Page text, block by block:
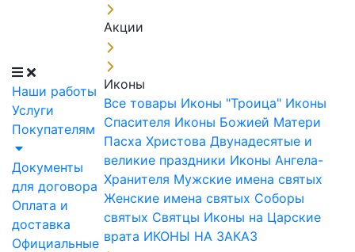
Наши работы
Услуги
Покупателям
Документы
для договора
Оплата и
доставка
Официальные
Акции
Иконы
Все товары Иконы "Троица" Иконы
Спасителя Иконы Божией Матери
Пасха Христова Двунадесятые и
великие праздники Иконы Ангела-
Хранителя Мужские имена святых
Женские имена святых Соборы
святых Святцы Иконы на Царские
врата ИКОНЫ НА ЗАКАЗ